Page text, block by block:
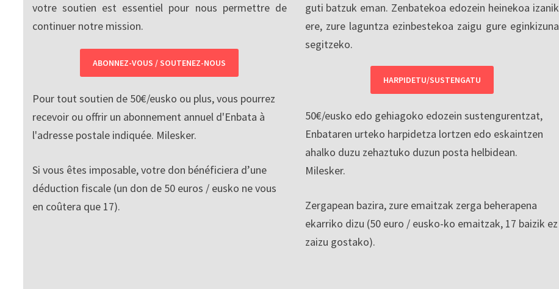
votre soutien est essentiel pour nous permettre de
continuer notre mission.
ABONNEZ-VOUS / SOUTENEZ-NOUS
Pour tout soutien de 50€/eusko ou plus, vous pourrez
recevoir ou offrir un abonnement annuel d'Enbata à
l'adresse postale indiquée. Milesker.
Si vous êtes imposable, votre don bénéficiera d’une
déduction fiscale (un don de 50 euros / eusko ne vous
en coûtera que 17).
guti batzuk eman. Zenbatekoa edozein heinekoa izanik
ere, zure laguntza ezinbestekoa zaigu gure eginkizuna
segitzeko.
HARPIDETU/SUSTENGATU
50€/eusko edo gehiagoko edozein sustengurentzat,
Enbataren urteko harpidetza lortzen edo eskaintzen
ahalko duzu zehaztuko duzun posta helbidean.
Milesker.
Zergapean bazira, zure emaitzak zerga beherapena
ekarriko dizu (50 euro / eusko-ko emaitzak, 17 baizik ez
zaizu gostako).